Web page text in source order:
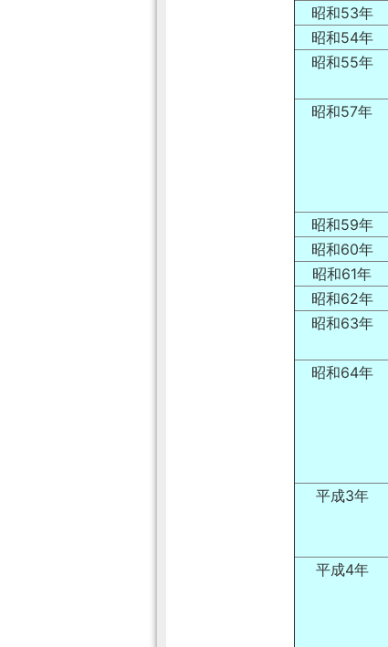
昭和53年
昭和54年
昭和55年
昭和57年
昭和59年
昭和60年
昭和61年
昭和62年
昭和63年
昭和64年
平成3年
平成4年